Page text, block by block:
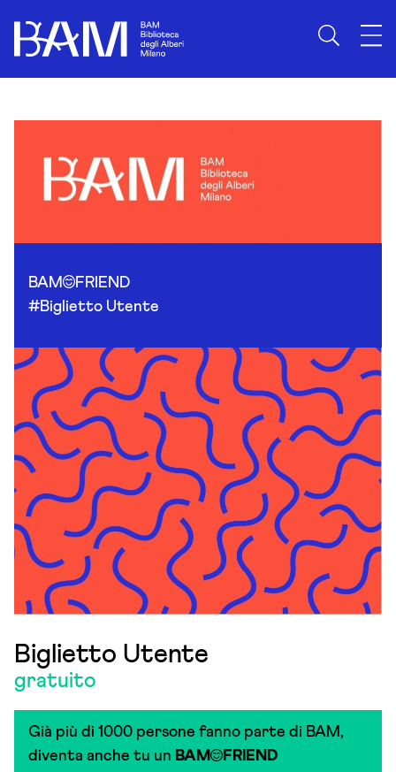
BAM
FRIEND
#Biglietto Utente
Biglietto Utente
gratuito
Già più di 1000 persone fanno parte di BAM,
diventa anche tu un BAM FRIEND